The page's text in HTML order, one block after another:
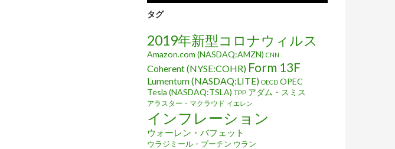
タグ
2019年新型コロナウィルス
Amazon.com (NASDAQ:AMZN) CNN
Coherent (NYSE:COHR) Form 13F
Lumentum (NASDAQ:LITE) OECD OPEC
Tesla (NASDAQ:TSLA) TPP アダム・スミス
アラスター・マクラウド イエレン
インフレーション
ウォーレン・バフェット
ウラジミール・プーチン ウラン